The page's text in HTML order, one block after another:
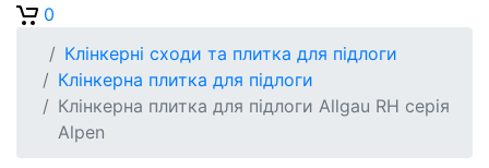
0
Клінкерні сходи та плитка для підлоги
Клінкерна плитка для підлоги
Клінкерна плитка для підлоги Allgau RH серія
Alpen